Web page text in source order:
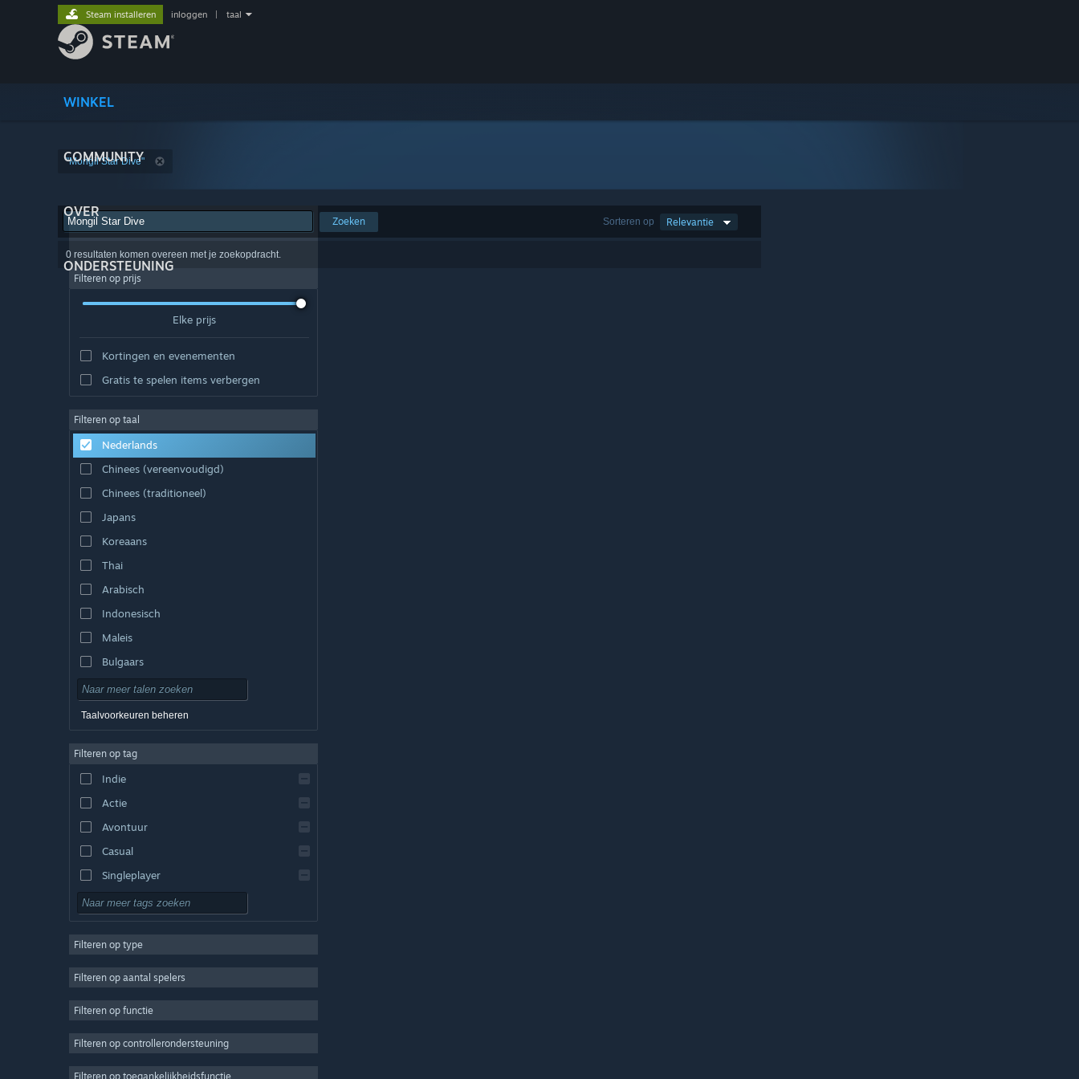
WINKEL
COMMUNITY
OVER
ONDERSTEUNING
Steam installeren inloggen taal
"Mongil Star Dive"
Sorteren op Relevantie
Zoeken
0 resultaten komen overeen met je zoekopdracht.
Filteren op prijs
Elke prijs
Kortingen en evenementen
Gratis te spelen items verbergen
Filteren op taal
Nederlands
Chinees (vereenvoudigd)
Chinees (traditioneel)
Japans
Koreaans
Thai
Arabisch
Indonesisch
Maleis
Bulgaars
Tsjechisch
Deens
Engels
Spaans - Spanje
Spaans - Latijns-Amerika
Taalvoorkeuren beheren
Filteren op tag
Indie
Actie
Avontuur
Casual
Singleplayer
Sim
Strategie
3D
Gratis te spelen
Filteren op type
Filteren op aantal spelers
Filteren op functie
Filteren op controllerondersteuning
Filteren op toegankelijkheidsfunctie